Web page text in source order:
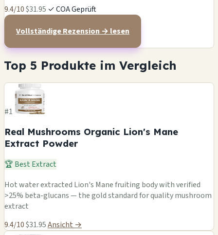
9.4/10$31.95 ✓ COA Geprüft
Vollständige Rezension → lesen
Top 5 Produkte im Vergleich
#1
Real Mushrooms Organic Lion's Mane
Extract Powder
🏆 Best Extract
Hot water extracted Lion's Mane fruiting body with verified
>25% beta-glucans — the gold standard for quality mushroom
extract
9.4/10$31.95Ansicht →